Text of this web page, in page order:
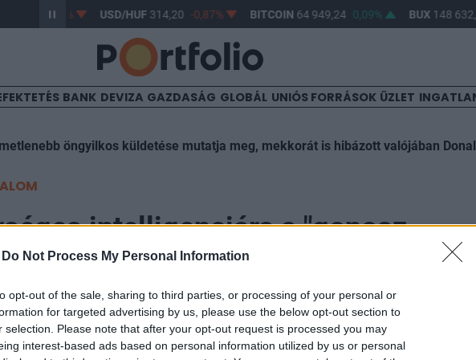
Do Not Process My Personal Information
opt-out of the sale, sharing to third parties, or processing of your personal or
for targeted advertising by us, please use the below opt-out section to
selection. Please note that after your opt-out request is processed you may
interest-based ads based on personal information utilized by us or personal
-0,61% USD/HUF 314,20 -0,87% BITCOIN64 949,24 0,09% BUX148
BANK DEVIZA GAZDASÁG GLOBÁL UNIÓS FORRÁSOK ÜZLET
öngyilkos küldetése mutatja meg, mekkorát is hibázott valójában
intelligenciára a "gonosz
meglepő helyről érkezett